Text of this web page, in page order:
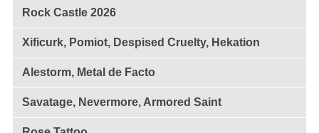
Rock Castle 2026
Xificurk, Pomiot, Despised Cruelty, Hekation
Alestorm, Metal de Facto
Savatage, Nevermore, Armored Saint